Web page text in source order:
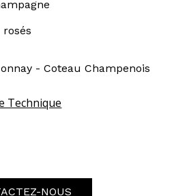
rosés
- Coteau Champenois
Technique
NOUS